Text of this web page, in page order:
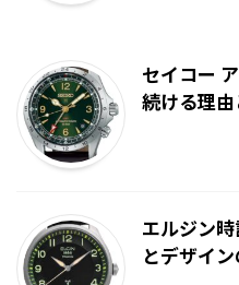
セイコー
続ける理
エルジン
とデザイ